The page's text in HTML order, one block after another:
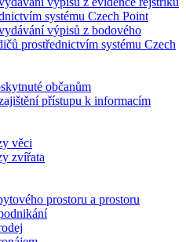
systému Czech Point
výpisů z bodového
prostřednictvím systému Czech
občanům
přístupu k informacím
věci
zvířata
prostoru a prostoru